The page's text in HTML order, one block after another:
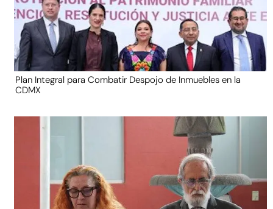
Plan Integral para Combatir Despojo de Inmuebles en la
CDMX